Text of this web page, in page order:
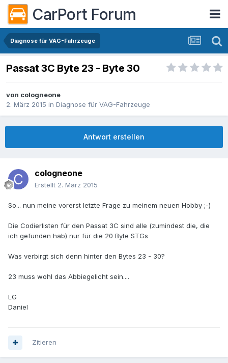
CarPort Forum
Diagnose für VAG-Fahrzeuge
Passat 3C Byte 23 - Byte 30
von cologneone
2. März 2015 in Diagnose für VAG-Fahrzeuge
Antwort erstellen
cologneone
Erstellt 2. März 2015
So... nun meine vorerst letzte Frage zu meinem neuen Hobby ;-)
Die Codierlisten für den Passat 3C sind alle (zumindest die, die
ich gefunden hab) nur für die 20 Byte STGs
Was verbirgt sich denn hinter den Bytes 23 - 30?
23 muss wohl das Abbiegelicht sein....
LG
Daniel
Zitieren